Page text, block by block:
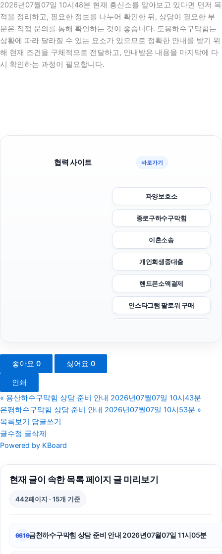
2026년07월07일 10시48분 현재 흥신소를 알아보고 있다면 먼저 목
적을 정리하고, 필요한 정보를 나누어 확인한 뒤, 상담이 필요한 부
분은 직접 문의를 통해 확인하는 것이 좋습니다. 도봉하수구막힘는
상황에 따라 달라질 수 있는 요소가 있으므로 정확한 안내를 받기 위
해 현재 조건을 구체적으로 전달하고, 안내받은 내용을 마지막에 다
시 확인하는 과정이 필요합니다.
협력 사이트 바로가기
파양보호소
종로구하수구막힘
이혼소송
개인회생중대출
핸드폰소액결제
인스타그램 팔로워 구매
서초이혼변호사
마약변호사
영등포하수구막힘
좋아요 0 싫어요 0
인쇄
« 용산하수구막힘 상담 준비 안내 2026년07월07일 10시43분
은평하수구막힘 상담 준비 안내 2026년07월07일 10시53분 »
목록보기
답글쓰기
글수정 글삭제
Powered by KBoard
현재 글이 속한 목록 페이지 글 미리보기
442페이지 · 15개 기준
6616금천하수구막힘 상담 준비 안내 2026년07월07일 11시05분